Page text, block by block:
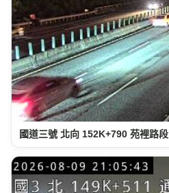
國道三號 北向 152K+790 苑裡路段